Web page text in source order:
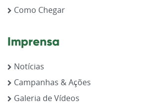
Como Chegar
Imprensa
Notícias
Campanhas & Ações
Galeria de Vídeos